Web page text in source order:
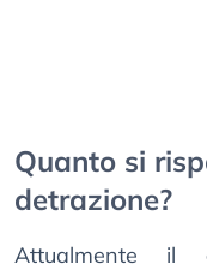
Quanto si
detrazione?
Attualmente il